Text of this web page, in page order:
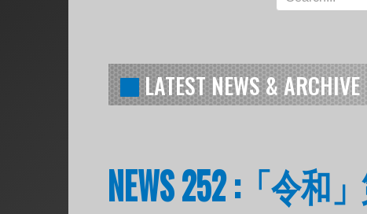
LATEST NEWS & ARCHIVE
NEWS 252 :「令和